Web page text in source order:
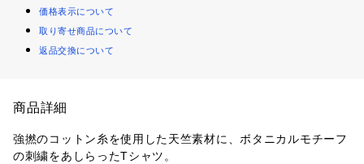
価格表示について
取り寄せ商品について
返品交換について
商品詳細
強撚のコットン糸を使用した天竺素材に、ボタニカルモチーフ
の刺繍をあしらったTシャツ。